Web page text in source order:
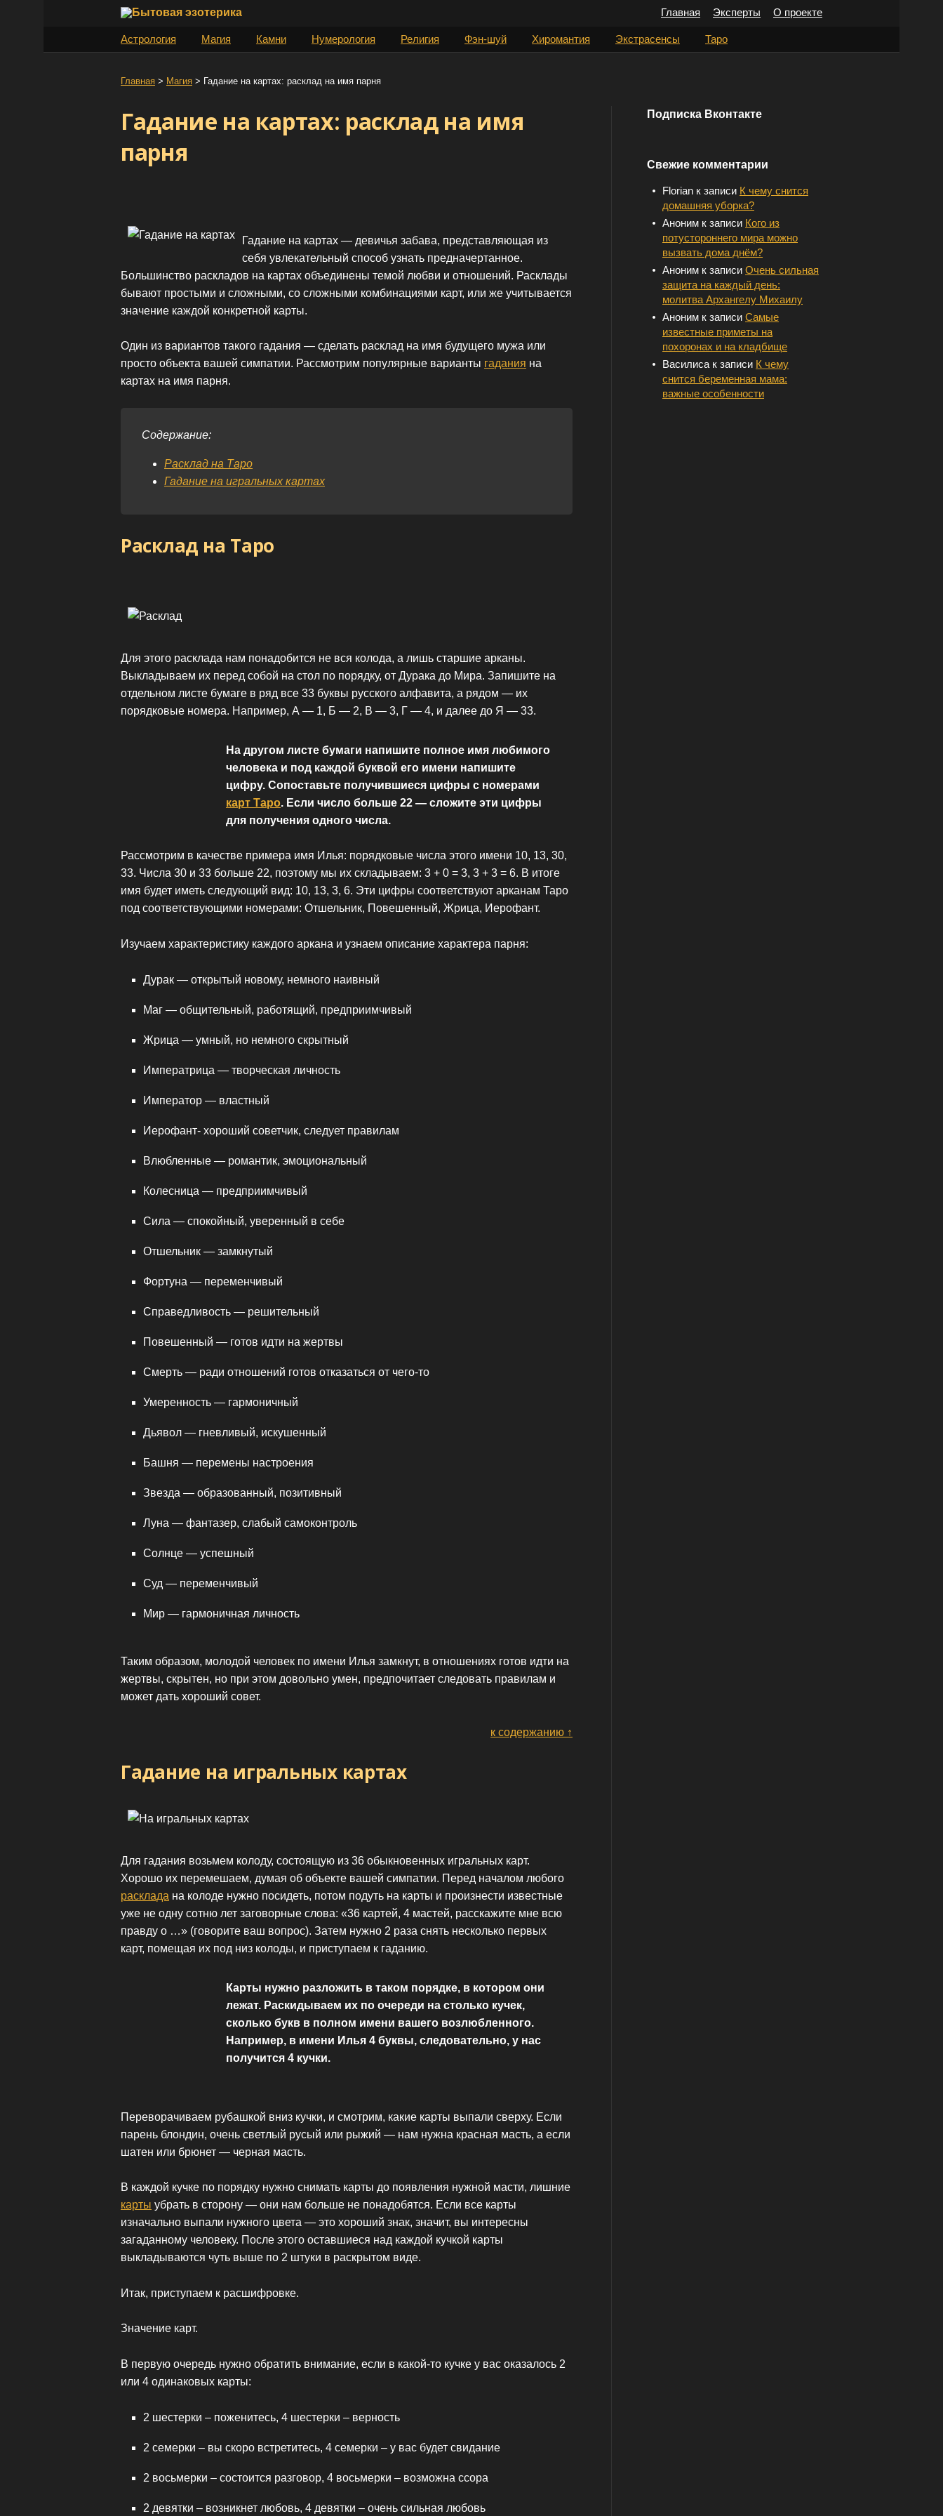
Главная Эксперты О проекте
Астрология Магия Камни Нумерология Религия Фэн-шуй Хиромантия Экстрасенсы Таро
Главная > Магия > Гадание на картах: расклад на имя парня
Гадание на картах: расклад на имя
парня
Гадание на картах — девичья забава, представляющая из
себя увлекательный способ узнать предначертанное.
Большинство раскладов на картах объединены темой любви и отношений. Расклады
бывают простыми и сложными, со сложными комбинациями карт, или же учитывается
значение каждой конкретной карты.
Один из вариантов такого гадания — сделать расклад на имя будущего мужа или
просто объекта вашей симпатии. Рассмотрим популярные варианты гадания на
картах на имя парня.
Содержание:
Расклад на Таро
Гадание на игральных картах
Расклад на Таро
Для этого расклада нам понадобится не вся колода, а лишь старшие арканы.
Выкладываем их перед собой на стол по порядку, от Дурака до Мира. Запишите на
отдельном листе бумаге в ряд все 33 буквы русского алфавита, а рядом — их
порядковые номера. Например, А — 1, Б — 2, В — 3, Г — 4, и далее до Я — 33.
На другом листе бумаги напишите полное имя любимого
человека и под каждой буквой его имени напишите
цифру. Сопоставьте получившиеся цифры с номерами
карт Таро. Если число больше 22 — сложите эти цифры
для получения одного числа.
Рассмотрим в качестве примера имя Илья: порядковые числа этого имени 10, 13, 30,
33. Числа 30 и 33 больше 22, поэтому мы их складываем: 3 + 0 = 3, 3 + 3 = 6. В итоге
имя будет иметь следующий вид: 10, 13, 3, 6. Эти цифры соответствуют арканам Таро
под соответствующими номерами: Отшельник, Повешенный, Жрица, Иерофант.
Изучаем характеристику каждого аркана и узнаем описание характера парня:
Дурак — открытый новому, немного наивный
Maг — общительный, работящий, предприимчивый
Жрица — умный, но немного скрытный
Императрица — творческая личность
Император — властный
Иерофант- хороший советчик, следует правилам
Влюбленные — романтик, эмоциональный
Колесница — предприимчивый
Сила — спокойный, уверенный в себе
Отшельник — замкнутый
Фортуна — переменчивый
Справедливость — решительный
Повешенный — готов идти на жертвы
Смерть — ради отношений готов отказаться от чего-то
Умеренность — гармоничный
Дьявол — гневливый, искушенный
Башня — перемены настроения
Звезда — образованный, позитивный
Луна — фантазер, слабый самоконтроль
Солнце — успешный
Суд — переменчивый
Мир — гармоничная личность
Таким образом, молодой человек по имени Илья замкнут, в отношениях готов идти на
жертвы, скрытен, но при этом довольно умен, предпочитает следовать правилам и
может дать хороший совет.
к содержанию ↑
Гадание на игральных картах
Для гадания возьмем колоду, состоящую из 36 обыкновенных игральных карт.
Хорошо их перемешаем, думая об объекте вашей симпатии. Перед началом любого
расклада на колоде нужно посидеть, потом подуть на карты и произнести известные
уже не одну сотню лет заговорные слова: «36 картей, 4 мастей, расскажите мне всю
правду о …» (говорите ваш вопрос). Затем нужно 2 раза снять несколько первых
карт, помещая их под низ колоды, и приступаем к гаданию.
Карты нужно разложить в таком порядке, в котором они
лежат. Раскидываем их по очереди на столько кучек,
сколько букв в полном имени вашего возлюбленного.
Например, в имени Илья 4 буквы, следовательно, у нас
получится 4 кучки.
Переворачиваем рубашкой вниз кучки, и смотрим, какие карты выпали сверху. Если
парень блондин, очень светлый русый или рыжий — нам нужна красная масть, а если
шатен или брюнет — черная масть.
В каждой кучке по порядку нужно снимать карты до появления нужной масти, лишние
карты убрать в сторону — они нам больше не понадобятся. Если все карты
изначально выпали нужного цвета — это хороший знак, значит, вы интересны
загаданному человеку. После этого оставшиеся над каждой кучкой карты
выкладываются чуть выше по 2 штуки в раскрытом виде.
Итак, приступаем к расшифровке.
Значение карт.
В первую очередь нужно обратить внимание, если в какой-то кучке у вас оказалось 2
или 4 одинаковых карты:
2 шестерки – поженитесь, 4 шестерки – верность
2 семерки – вы скоро встретитесь, 4 семерки – у вас будет свидание
2 восьмерки – состоится разговор, 4 восьмерки – возможна ссора
2 девятки – возникнет любовь, 4 девятки – очень сильная любовь
Подписка Вконтакте
Свежие комментарии
Florian к записи К чему снится
домашняя уборка?
Аноним к записи Кого из
потустороннего мира можно
вызвать дома днём?
Аноним к записи Очень сильная
защита на каждый день:
молитва Архангелу Михаилу
Аноним к записи Самые
известные приметы на
похоронах и на кладбище
Василиса к записи К чему
снится беременная мама:
важные особенности